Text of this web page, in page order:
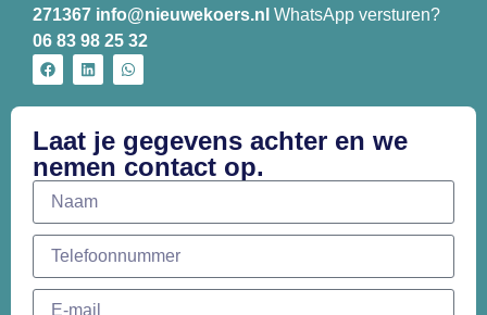
271367 info@nieuwekoers.nl WhatsApp versturen?
06 83 98 25 32
Laat je gegevens achter en we
nemen contact op.